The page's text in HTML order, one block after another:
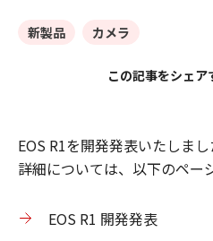
新製品 カメラ
EOS R1を開発発表いたしまし
詳細については、以下のペー
EOS R1 開発発表